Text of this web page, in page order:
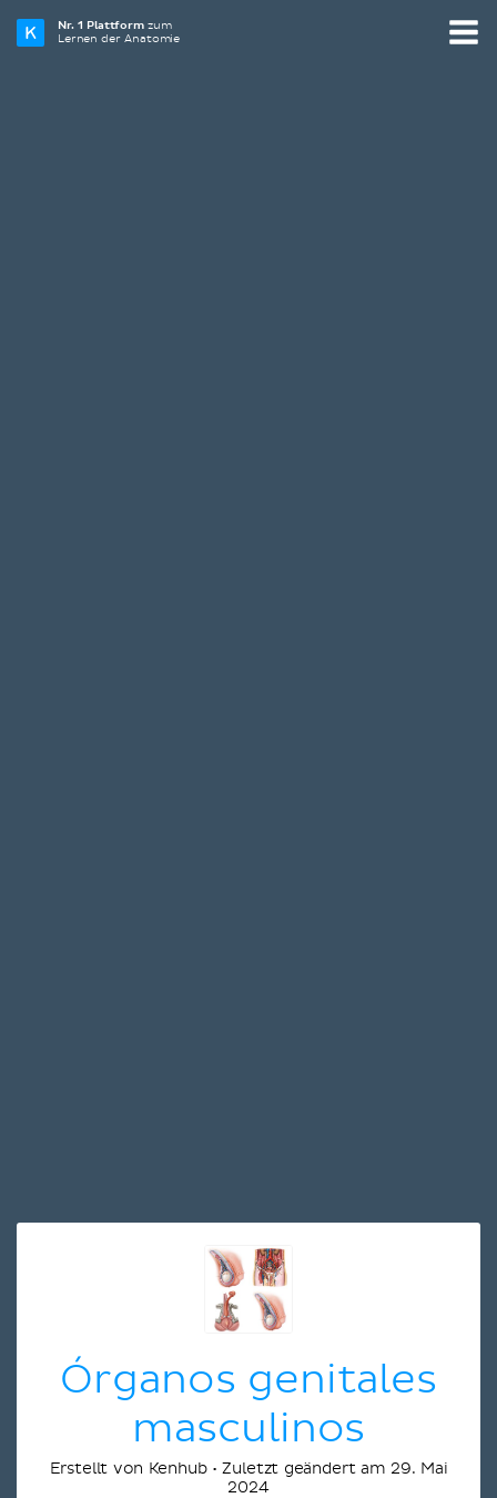
Nr. 1 Plattformzum
Lernen der Anatomie
Órganos genitales
masculinos
Erstellt von Kenhub • Zuletzt geändert am 29. Mai
2024